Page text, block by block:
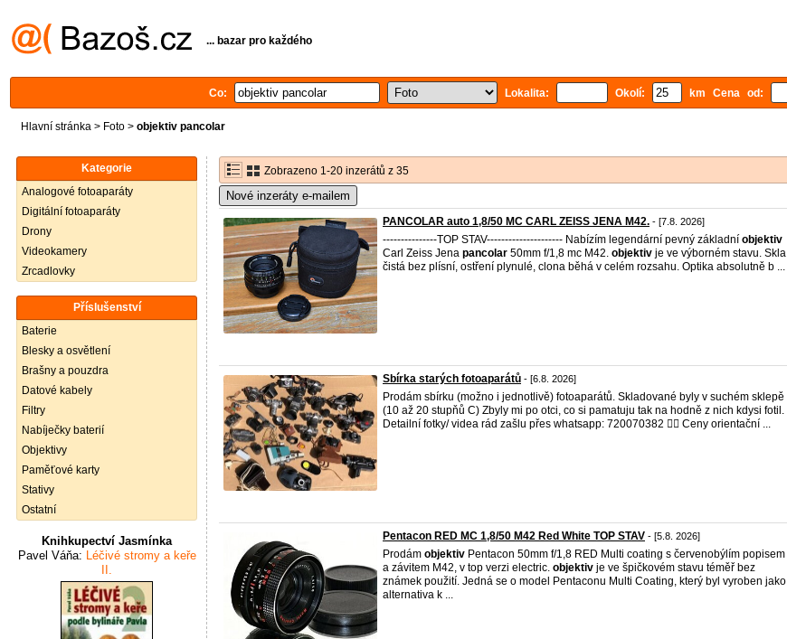
... bazar pro každého
Co: Lokalita: Okolí: km Cena od:
Hlavní stránka > Foto > objektiv pancolar
Kategorie
Analogové fotoaparáty
Digitální fotoaparáty
Drony
Videokamery
Zrcadlovky
Příslušenství
Baterie
Blesky a osvětlení
Brašny a pouzdra
Datové kabely
Filtry
Nabíječky baterií
Objektivy
Paměťové karty
Stativy
Ostatní
Knihkupectví Jasmínka
Pavel Váňa: Léčivé stromy a keře
II.
Zobrazeno 1-20 inzerátů z 35
Nové inzeráty e-mailem
PANCOLAR auto 1,8/50 MC CARL ZEISS JENA M42. - [7.8. 2026]
---------------TOP STAV--------------------- Nabízím legendární pevný základní objektiv
Carl Zeiss Jena pancolar 50mm f/1,8 mc M42. objektiv je ve výborném stavu. Skla
čistá bez plísní, ostření plynulé, clona běhá v celém rozsahu. Optika absolutně b ...
Sbírka starých fotoaparátů - [6.8. 2026]
Prodám sbírku (možno i jednotlivě) fotoaparátů. Skladované byly v suchém sklepě
(10 až 20 stupňů C) Zbyly mi po otci, co si pamatuju tak na hodně z nich kdysi fotil.
Detailní fotky/ videa rád zašlu přes whatsapp: 720070382 👉🏼 Ceny orientační ...
Pentacon RED MC 1,8/50 M42 Red White TOP STAV - [5.8. 2026]
Prodám objektiv Pentacon 50mm f/1,8 RED Multi coating s červenobýlím popisem
a závitem M42, v top verzi electric. objektiv je ve špičkovém stavu téměř bez
známek použití. Jedná se o model Pentaconu Multi Coating, který byl vyroben jako
alternativa k ...